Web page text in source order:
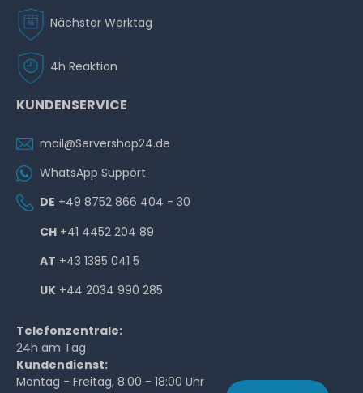
Nächster Werktag
4h Reaktion
KUNDENSERVICE
mail@Servershop24.de
WhatsApp Support
DE +49 8752 866 404 - 30
CH +41 4452 204 89
AT +43 1385 041 5
UK +44 2034 990 285
Telefonzentrale:
24h am Tag
Kundendienst:
Montag - Freitag, 8:00 - 18:00 Uhr